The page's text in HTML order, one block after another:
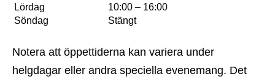
Lördag
10:00 – 16:00
Söndag
Stängt
Notera att öppettiderna kan variera under
helgdagar eller andra speciella evenemang. Det